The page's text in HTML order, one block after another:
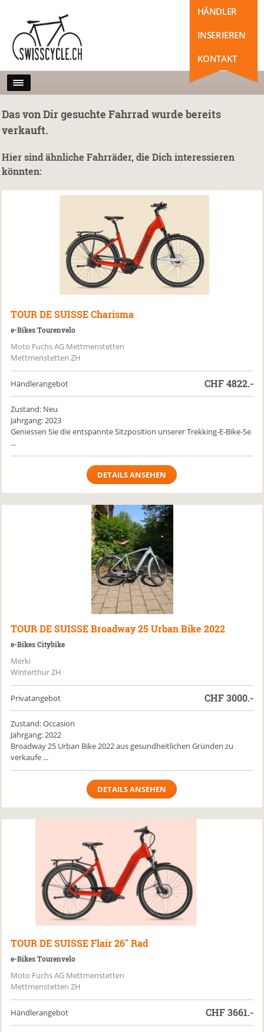
HÄNDLER
INSERIEREN
KONTAKT
Das von Dir gesuchte Fahrrad wurde bereits
verkauft.
Hier sind ähnliche Fahrräder, die Dich interessieren
könnten:
TOUR DE SUISSE Charisma
e-Bikes Tourenvelo
Moto Fuchs AG Mettmenstetten
Mettmenstetten ZH
Händlerangebot CHF4822.-
Zustand: Neu
Jahrgang: 2023
Geniessen Sie die entspannte Sitzposition unserer Trekking-E-Bike-Se
...
DETAILS ANSEHEN
TOUR DE SUISSE Broadway 25 Urban Bike 2022
e-Bikes Citybike
Merki
Winterthur ZH
Privatangebot CHF3000.-
Zustand: Occasion
Jahrgang: 2022
Broadway 25 Urban Bike 2022 aus gesundheitlichen Gründen zu
verkaufe ...
DETAILS ANSEHEN
TOUR DE SUISSE Flair 26" Rad
e-Bikes Tourenvelo
Moto Fuchs AG Mettmenstetten
Mettmenstetten ZH
Händlerangebot CHF3661.-